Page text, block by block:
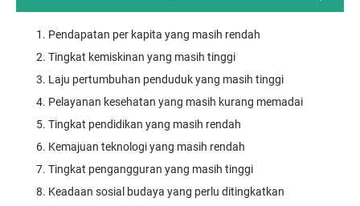
Pendapatan per kapita yang masih rendah
Tingkat kemiskinan yang masih tinggi
Laju pertumbuhan penduduk yang masih tinggi
Pelayanan kesehatan yang masih kurang memadai
Tingkat pendidikan yang masih rendah
Kemajuan teknologi yang masih rendah
Tingkat pengangguran yang masih tinggi
Keadaan sosial budaya yang perlu ditingkatkan